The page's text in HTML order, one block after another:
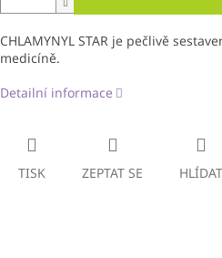
CHLAMYNYL STAR je pečlivě
medicíně.
Detailní informace
TISK ZEPTAT SE HLÍDAT